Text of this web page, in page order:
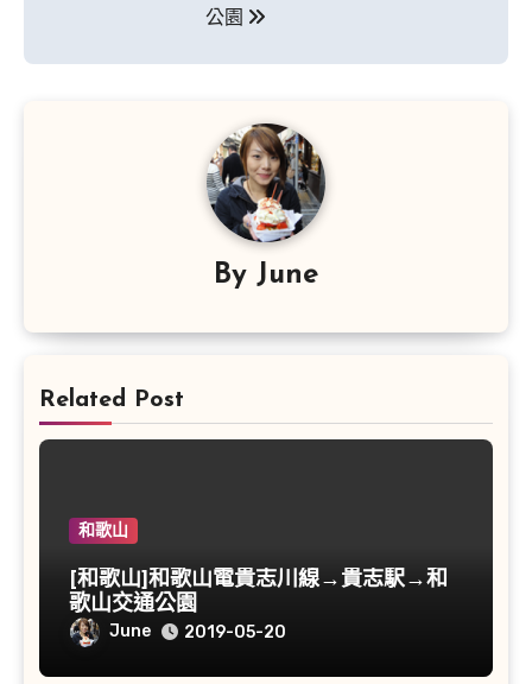
覽
公園
By June
Related Post
和歌山
[和歌山]和歌山電貴志川線→貴志駅→和
歌山交通公園
June 2019-05-20